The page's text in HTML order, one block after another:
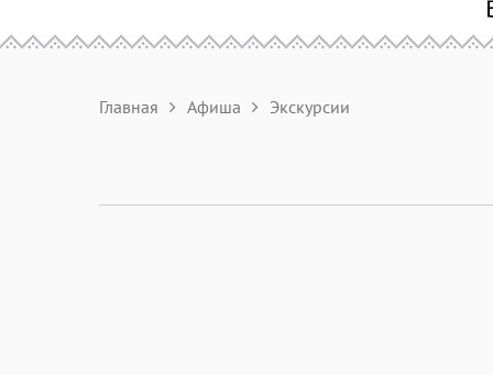
Главная Афиша Экскурсии